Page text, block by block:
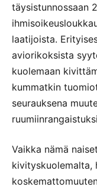
täysistunnossaan
laatijoista.
aviorikoksista
kuolemaan
kummatkin
seurauksena
Vaikka nämä
kivityskuolemalta,